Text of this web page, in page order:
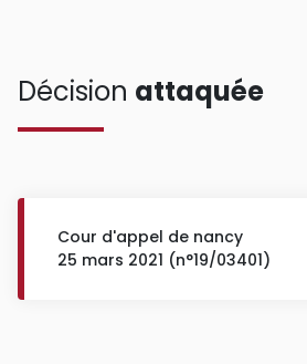
Décision attaquée
Cour d'appel de nancy
25 mars 2021 (n°19/03401)